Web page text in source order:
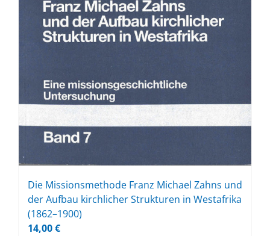
Die Mis­si­ons­me­tho­de Franz Mi­cha­el Zahns und
der Auf­bau kirch­li­cher Struk­tu­ren in West­afri­ka
(1862–1900)
14,00€